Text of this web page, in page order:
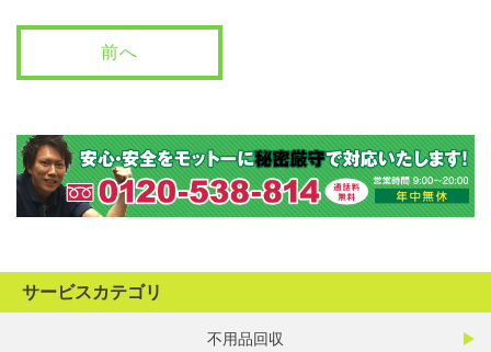
前へ
サービスカテゴリ
不用品回収